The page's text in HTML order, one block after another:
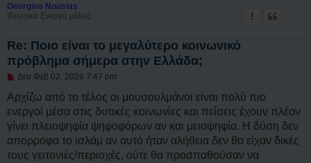
Georgios Nousias
Ιδρυτικό Ενεργό μέλος
Re: Ποιο είναι το μεγαλύτερο κοινωνικό
πρόβλημα σήμερα στην Ελλάδα;
Μ
α
ν
α
γ
ω
σ
Δευ Φεβ 02, 2026 7:47 pm
Αρχίζω από το τέλος οι μουσουλμάνοι είναι πολύ πιο
ενεργοί μέσα στις δυτικές κοινωνίες και πείσεις έχουν πλέον
γίνει πλειοψηφία ψηφοφόρων αν και μειοψηφία. Η δύση δεν
απορροφα το ισλάμ αν αυτό ήταν αλήθεια δεν θα είχαν δικές
τους γειτονιές/περιοχές, ούτε θα προσπαθούσαν να